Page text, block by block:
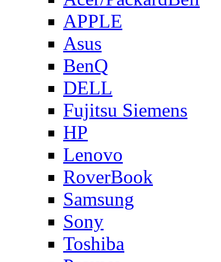
APPLE
Asus
BenQ
DELL
Fujitsu Siemens
HP
Lenovo
RoverBook
Samsung
Sony
Toshiba